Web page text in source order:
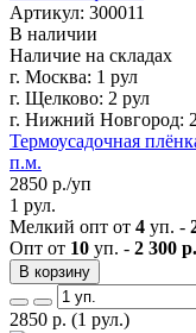
Артикул: 300011
В наличии
Наличие на складах
г. Москва: 1 рул
г. Щелково: 2 рул
г. Нижний Новгород:
Термоусадочная
п.м.
2850 р./уп
1 рул.
Мелкий опт от 4 уп. -
Опт от 10 уп. - 2 300 р.
В корзину
2850 р. (1 рул.)